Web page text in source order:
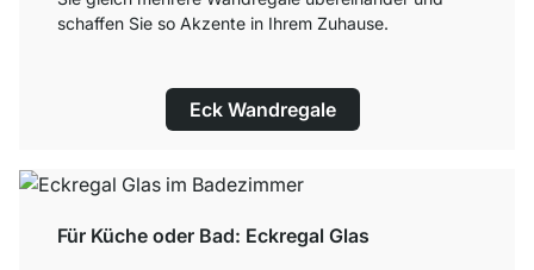
schaffen Sie so Akzente in Ihrem Zuhause.
Eck Wandregale
Für Küche oder Bad: Eckregal Glas